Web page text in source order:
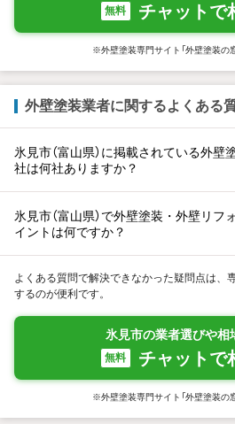
無料 チャットで
※外壁塗装専門サイト「外壁塗装の
外壁塗装業者に関するよくある
氷見市（富山県）に掲載されている外
社は何社ありますか？
氷見市（富山県）で外壁塗装・外壁リフ
イントは何ですか？
よくある質問で解決できなかった疑問点は、
するのが便利です。
氷見市の業者選びや相
無料 チャットで
※外壁塗装専門サイト「外壁塗装の